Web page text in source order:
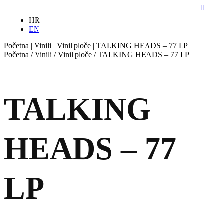
HR
EN
Početna | Vinili | Vinil ploče | TALKING HEADS – 77 LP
Početna /Vinili /Vinil ploče / TALKING HEADS – 77 LP
TALKING
HEADS – 77
LP